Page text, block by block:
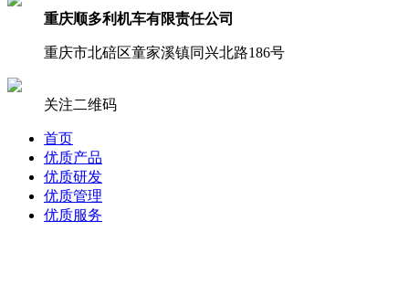
重庆顺多利机车有限责任公司
重庆市北碚区童家溪镇同兴北路186号
关注二维码
首页
优质产品
优质研发
优质管理
优质服务